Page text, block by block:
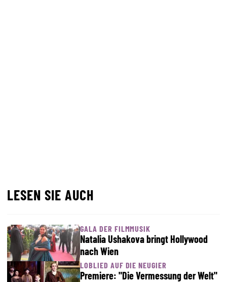
LESEN SIE AUCH
GALA DER FILMMUSIK
Natalia Ushakova bringt Hollywood
nach Wien
LOBLIED AUF DIE NEUGIER
Premiere: "Die Vermessung der Welt"